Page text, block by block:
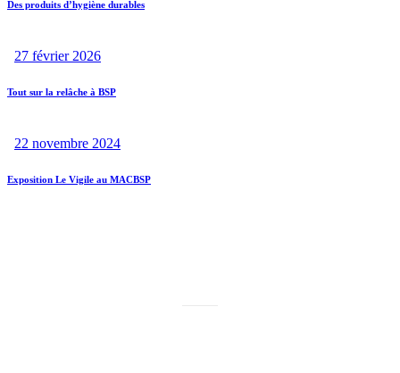
Des produits d’hygiène durables
27 février 2026
Tout sur la relâche à BSP
22 novembre 2024
Exposition Le Vigile au MACBSP